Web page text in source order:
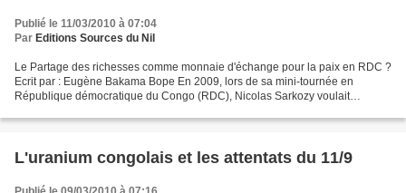
Publié le 11/03/2010 à 07:04
Par Editions Sources du Nil
Le Partage des richesses comme monnaie d'échange pour la paix en RDC ?
Ecrit par : Eugène Bakama Bope En 2009, lors de sa mini-tournée en
République démocratique du Congo (RDC), Nicolas Sarkozy voulait
L'uranium congolais et les attentats du 11/9